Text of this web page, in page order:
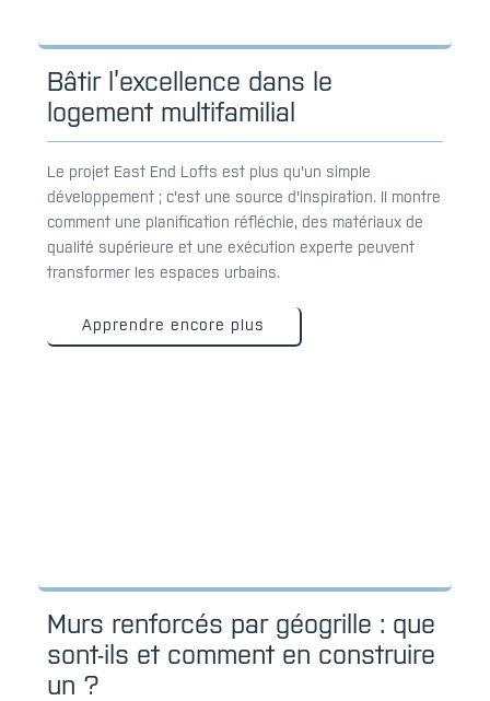
Bâtir l’excellence dans le
logement multifamilial
Le projet East End Lofts est plus qu'un simple
développement ; c'est une source d'inspiration. Il montre
comment une planification réfléchie, des matériaux de
qualité supérieure et une exécution experte peuvent
transformer les espaces urbains.
Apprendre encore plus
Murs renforcés par géogrille : que
sont-ils et comment en construire
un ?